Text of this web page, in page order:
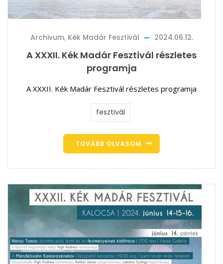
Archivum, Kék Madár Fesztivál 2024.06.12.
A XXXII. Kék Madár Fesztivál részletes
programja
A XXXII. Kék Madár Fesztivál részletes programja
fesztivál
TOVÁBB OLVASOM